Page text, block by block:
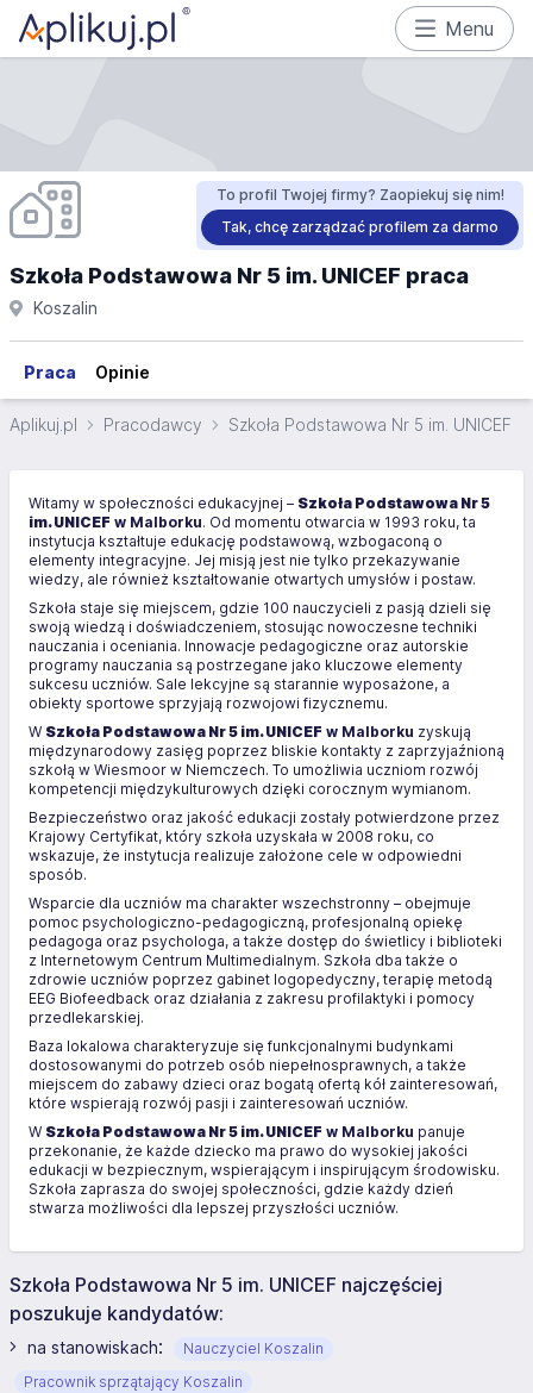
Menu
To profil Twojej firmy? Zaopiekuj się nim!
Tak, chcę zarządzać profilem za darmo
Szkoła Podstawowa Nr 5 im. UNICEF praca
Koszalin
Praca Opinie
Aplikuj.pl Pracodawcy Szkoła Podstawowa Nr 5 im. UNICEF
Witamy w społeczności edukacyjnej – Szkoła Podstawowa Nr 5
im. UNICEF w Malborku. Od momentu otwarcia w 1993 roku, ta
instytucja kształtuje edukację podstawową, wzbogaconą o
elementy integracyjne. Jej misją jest nie tylko przekazywanie
wiedzy, ale również kształtowanie otwartych umysłów i postaw.
Szkoła staje się miejscem, gdzie 100 nauczycieli z pasją dzieli się
swoją wiedzą i doświadczeniem, stosując nowoczesne techniki
nauczania i oceniania. Innowacje pedagogiczne oraz autorskie
programy nauczania są postrzegane jako kluczowe elementy
sukcesu uczniów. Sale lekcyjne są starannie wyposażone, a
obiekty sportowe sprzyjają rozwojowi fizycznemu.
W Szkoła Podstawowa Nr 5 im. UNICEF w Malborku zyskują
międzynarodowy zasięg poprzez bliskie kontakty z zaprzyjaźnioną
szkołą w Wiesmoor w Niemczech. To umożliwia uczniom rozwój
kompetencji międzykulturowych dzięki corocznym wymianom.
Bezpieczeństwo oraz jakość edukacji zostały potwierdzone przez
Krajowy Certyfikat, który szkoła uzyskała w 2008 roku, co
wskazuje, że instytucja realizuje założone cele w odpowiedni
sposób.
Wsparcie dla uczniów ma charakter wszechstronny – obejmuje
pomoc psychologiczno-pedagogiczną, profesjonalną opiekę
pedagoga oraz psychologa, a także dostęp do świetlicy i biblioteki
z Internetowym Centrum Multimedialnym. Szkoła dba także o
zdrowie uczniów poprzez gabinet logopedyczny, terapię metodą
EEG Biofeedback oraz działania z zakresu profilaktyki i pomocy
przedlekarskiej.
Baza lokalowa charakteryzuje się funkcjonalnymi budynkami
dostosowanymi do potrzeb osób niepełnosprawnych, a także
miejscem do zabawy dzieci oraz bogatą ofertą kół zainteresowań,
które wspierają rozwój pasji i zainteresowań uczniów.
W Szkoła Podstawowa Nr 5 im. UNICEF w Malborku panuje
przekonanie, że każde dziecko ma prawo do wysokiej jakości
edukacji w bezpiecznym, wspierającym i inspirującym środowisku.
Szkoła zaprasza do swojej społeczności, gdzie każdy dzień
stwarza możliwości dla lepszej przyszłości uczniów.
Szkoła Podstawowa Nr 5 im. UNICEF najczęściej
poszukuje kandydatów:
na stanowiskach:
Nauczyciel Koszalin
Pracownik sprzątający Koszalin